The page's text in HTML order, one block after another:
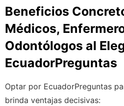
Beneficios
Médicos,
Odontólogos al
EcuadorPreguntas
Optar por EcuadorPreguntas
brinda ventajas decisivas: